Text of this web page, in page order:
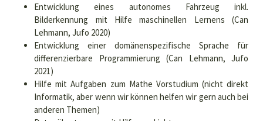
Entwicklung eines autonomes Fahrzeug inkl.
Bilderkennung mit Hilfe maschinellen Lernens (Can
Lehmann, Jufo 2020)
Entwicklung einer domänenspezifische Sprache für
differenzierbare Programmierung (Can Lehmann, Jufo
2021)
Hilfe mit Aufgaben zum Mathe Vorstudium (nicht direkt
Informatik, aber wenn wir können helfen wir gern auch bei
anderen Themen)